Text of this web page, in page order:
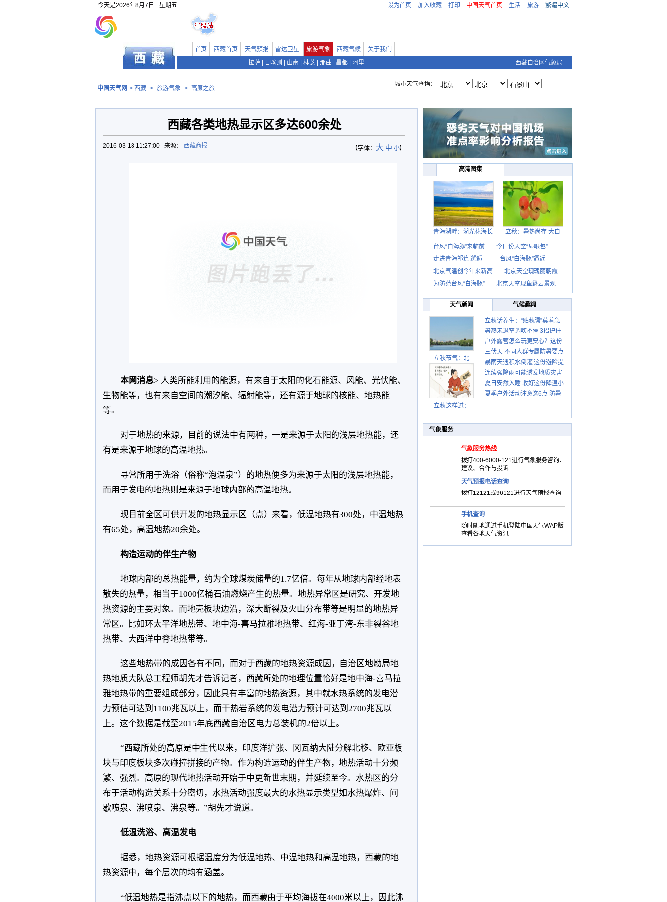
今天是2026年8月7日 星期五 设为首页 加入收藏 打印 中国天气首页 生活 旅游 繁體中文
首页 西藏首页 天气预报 雷达卫星 旅游气象 西藏气候
关于我们
拉萨
日喀则 山南 林芝 那曲 昌都 阿里 西藏自治区气象局
中国天气网 > 西藏 > 旅游气象 > 高原之旅
城市天气查询：
西藏各类地热显示区多达600余处
【字体： 大 中 小】
2016-03-18 11:27:00 来源： 西藏商报
本网消息> 人类所能利用的能源，有来自于太阳的化石能源、风能、光伏能、
生物能等，也有来自空间的潮汐能、辐射能等，还有源于地球的核能、地热能
等。
对于地热的来源，目前的说法中有两种，一是来源于太阳的浅层地热能，还
有是来源于地球的高温地热。
寻常所用于洗浴（俗称“泡温泉”）的地热便多为来源于太阳的浅层地热能，
而用于发电的地热则是来源于地球内部的高温地热。
现目前全区可供开发的地热显示区（点）来看，低温地热有300处，中温地热
有65处，高温地热20余处。
构造运动的伴生产物
地球内部的总热能量，约为全球煤炭储量的1.7亿倍。每年从地球内部经地表
散失的热量，相当于1000亿桶石油燃烧产生的热量。地热异常区是研究、开发地
热资源的主要对象。而地壳板块边沿，深大断裂及火山分布带等是明显的地热异
常区。比如环太平洋地热带、地中海-喜马拉雅地热带、红海-亚丁湾-东非裂谷地
热带、大西洋中脊地热带等。
这些地热带的成因各有不同，而对于西藏的地热资源成因，自治区地勘局地
热地质大队总工程师胡先才告诉记者，西藏所处的地理位置恰好是地中海-喜马拉
雅地热带的重要组成部分，因此具有丰富的地热资源，其中就水热系统的发电潜
力预估可达到1100兆瓦以上，而干热岩系统的发电潜力预计可达到2700兆瓦以
上。这个数据是截至2015年底西藏自治区电力总装机的2倍以上。
“西藏所处的高原是中生代以来，印度洋扩张、冈瓦纳大陆分解北移、欧亚板
块与印度板块多次碰撞拼接的产物。作为构造运动的伴生产物，地热活动十分频
繁、强烈。高原的现代地热活动开始于中更新世末期，并延续至今。水热区的分
布于活动构造关系十分密切，水热活动强度最大的水热显示类型如水热爆炸、间
歇喷泉、沸喷泉、沸泉等。”胡先才说道。
低温洗浴、高温发电
据悉，地热资源可根据温度分为低温地热、中温地热和高温地热，西藏的地
热资源中，每个层次的均有涵盖。
“低温地热是指沸点以下的地热，而西藏由于平均海拔在4000米以上，因此沸
高清图集
青海湖畔：湖光花海长 立秋：暑热尚存 大自
台风“白海豚”来临前
今日份天空“显眼包”
走进青海祁连 邂逅一
台风“白海豚”逼近
北京气温创今年来新高
北京天空现瑰丽朝霞
为防范台风“白海豚”
北京天空现鱼鳞云景观
天气新闻 气候趣闻
立秋节气：北
立秋这样过：
立秋话养生：“贴秋膘”莫着急
先清暑再防燥
暑热未退空调吹不停 3招护住
肩颈不酸痛
户外露营怎么玩更安心？这份
攻略请收好
三伏天 不同人群专属防暑要点
请收好
暴雨天遇积水倒灌 这份避险提
示请收好
连续强降雨可能诱发地质灾害
这些前兆要知道
夏日安然入睡 收好这份降温小
贴士
夏季户外活动注意这6点 防暑
气象服务
气象服务热线
拨打400-6000-121进行气象服务咨询、
建议、合作与投诉
天气预报电话查询
拨打12121或96121进行天气预报查询
手机查询
随时随地通过手机登陆中国天气WAP版
查看各地天气资讯